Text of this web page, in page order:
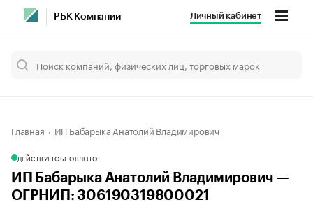
РБК Компании Личный кабинет
Главная ИП Бабарыка Анатолий Владимирович
ДЕЙСТВУЕТОБНОВЛЕНО
ИП Бабарыка Анатолий Владимирович —
ОГРНИП: 306190319800021